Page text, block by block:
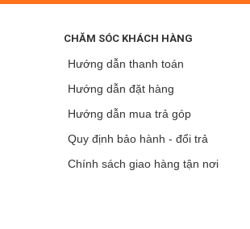
CHĂM SÓC KHÁCH HÀNG
Hướng dẫn thanh toán
Hướng dẫn đặt hàng
Hướng dẫn mua trả góp
Quy định bảo hành - đổi trả
Chính sách giao hàng tận nơi